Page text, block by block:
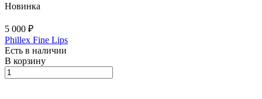
Новинка
5 000 ₽
Phillex Fine Lips
Есть в наличии
В корзину